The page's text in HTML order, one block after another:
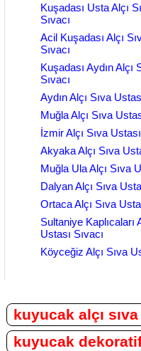
Kuşadası Usta Alçı
Sıvacı
Acil Kuşadası Alçı
Sıvacı
Kuşadası Aydın Alçı
Sıvacı
Aydın Alçı Sıva
Muğla Alçı Sıva
İzmir Alçı Sıva
Akyaka Alçı Sıva
Muğla Ula Alçı Sıva
Dalyan Alçı Sıva
Ortaca Alçı Sıva
Sultaniye Kaplıcaları
Ustası Sıvacı
Köyceğiz Alçı Sıva
kuyucak alçı sıva
kuyucak